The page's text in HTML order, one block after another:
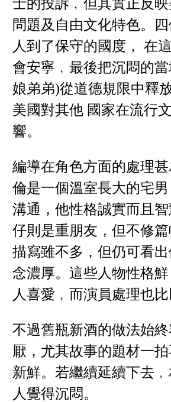
士的投訴﹐但其實正反
問題及自由文化特色。
人到了保守的國度， 在
會安寧﹐最後把沉悶的
娘弟弟)從道德規限中釋
美國對其他 國家在流行
響。
編導在角色方面的處理
倫是一個溫室長大的宅男
溝通，他性格誠實而且
仔則是重朋友，但不修
描寫雖不多，但仍可看
念濃厚。這些人物性格
人喜愛﹐而演員處理也比
不過舊瓶新酒的做法始
厭，尤其故事的題材一
新鮮。若繼續延續下去
人覺得沉悶。